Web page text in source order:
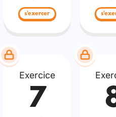
s'exercer
Exercice
7